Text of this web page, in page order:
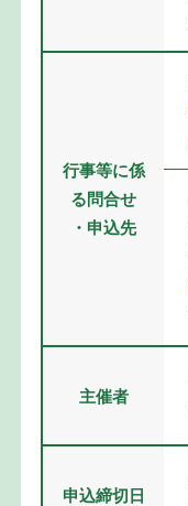
行事等に係
る問合せ
・申込先
主催者
申込締切日